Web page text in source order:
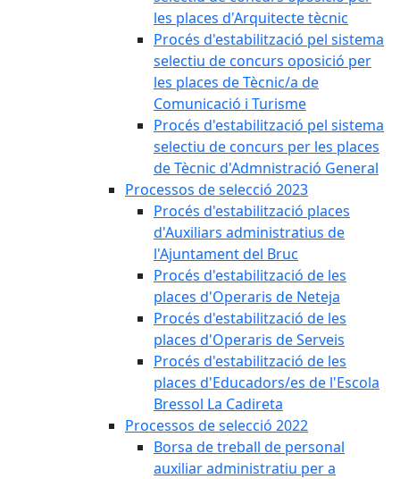
les places d'Arquitecte tècnic
Procés d'estabilització pel sistema
selectiu de concurs oposició per
les places de Tècnic/a de
Comunicació i Turisme
Procés d'estabilització pel sistema
selectiu de concurs per les places
de Tècnic d'Admnistració General
Processos de selecció 2023
Procés d'estabilització places
d'Auxiliars administratius de
l'Ajuntament del Bruc
Procés d'estabilització de les
places d'Operaris de Neteja
Procés d'estabilització de les
places d'Operaris de Serveis
Procés d'estabilització de les
places d'Educadors/es de l'Escola
Bressol La Cadireta
Processos de selecció 2022
Borsa de treball de personal
auxiliar administratiu per a